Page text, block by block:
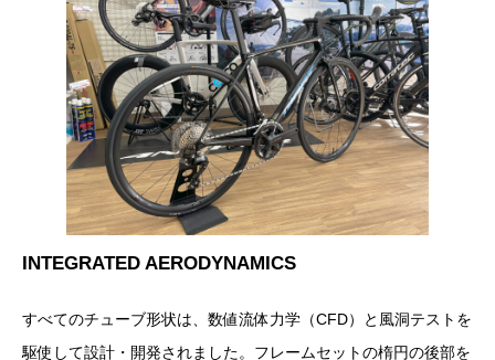
INTEGRATED AERODYNAMICS
すべてのチューブ形状は、数値流体力学（CFD）と風洞テストを
駆使して設計・開発されました。フレームセットの楕円の後部を